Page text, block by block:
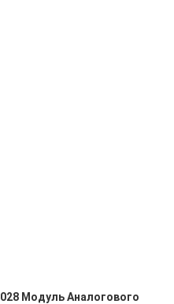
Модуль Аналогового